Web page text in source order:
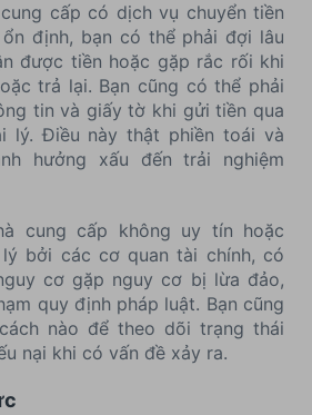
cấp có dịch vụ chuyển tiền
định, bạn có thể phải đợi lâu
được tiền hoặc gặp rắc rối khi
trả lại. Bạn cũng có thể phải
tin và giấy tờ khi gửi tiền qua
lý. Điều này thật phiền toái và
hưởng xấu đến trải nghiệm
cung cấp không uy tín hoặc
bởi các cơ quan tài chính, có
cơ gặp nguy cơ bị lừa đảo,
quy định pháp luật. Bạn cũng
nào để theo dõi trạng thái
nại khi có vấn đề xảy ra.